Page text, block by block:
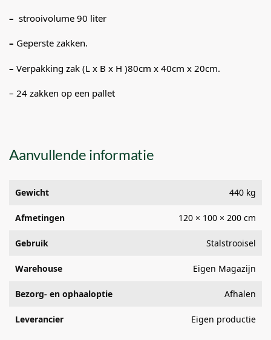
– strooivolume 90 liter
– Geperste zakken.
– Verpakking zak (L x B x H )80cm x 40cm x 20cm.
– 24 zakken op een pallet
Aanvullende informatie
Gewicht 440 kg
Afmetingen 120 × 100 × 200 cm
Gebruik Stalstrooisel
Warehouse Eigen Magazijn
Bezorg- en ophaaloptie Afhalen
Leverancier Eigen productie